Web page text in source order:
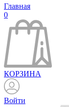
Главная
0
КОРЗИНА
Войти